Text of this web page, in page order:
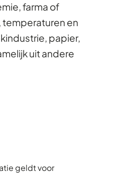
farma of
temperaturen en
papier,
uit andere
geldt voor